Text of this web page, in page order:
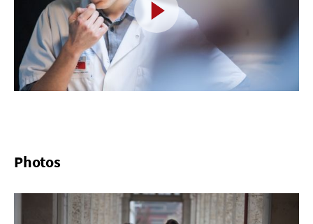
Photos